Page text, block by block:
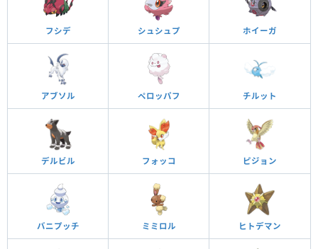
フシデ シュシュプ ホイーガ
アブソル ペロッパフ チルット
デルビル フォッコ ピジョン
バニプッチ ミミロル ヒトデマン